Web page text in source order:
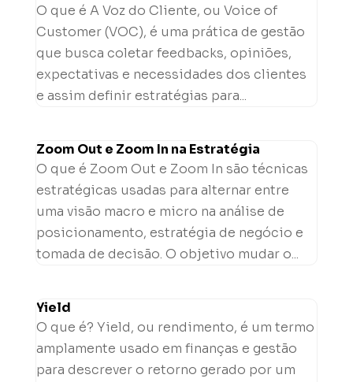
O que é A Voz do Cliente, ou Voice of
Customer (VOC), é uma prática de gestão
que busca coletar feedbacks, opiniões,
expectativas e necessidades dos clientes
e assim definir estratégias para...
Zoom Out e Zoom In na Estratégia
O que é Zoom Out e Zoom In são técnicas
estratégicas usadas para alternar entre
uma visão macro e micro na análise de
posicionamento, estratégia de negócio e
tomada de decisão. O objetivo mudar o...
Yield
O que é? Yield, ou rendimento, é um termo
amplamente usado em finanças e gestão
para descrever o retorno gerado por um